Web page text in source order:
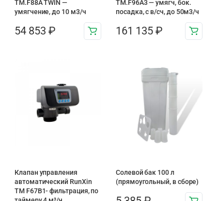
ТМ.F88A TWIN —
умягчение, до 10 м3/ч
54 853 ₽
ТМ.F96A3 — умягч, бок.
посадка, с в/сч, до 50м3/ч
161 135 ₽
Клапан управления
автоматический RunXin
TM F67В1- фильтрация, по
Солевой бак 100 л
(прямоугольный, в сборе)